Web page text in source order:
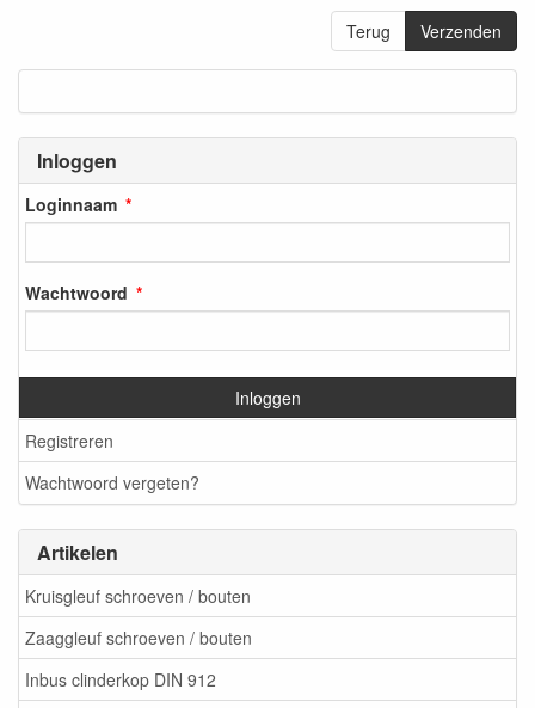
Inloggen
Loginnaam
Wachtwoord
Inloggen
Registreren
Wachtwoord vergeten?
Artikelen
Kruisgleuf schroeven / bouten
Zaaggleuf schroeven / bouten
Inbus clinderkop DIN 912
Terug Verzenden